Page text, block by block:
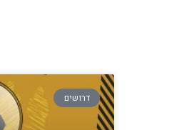
דרושים